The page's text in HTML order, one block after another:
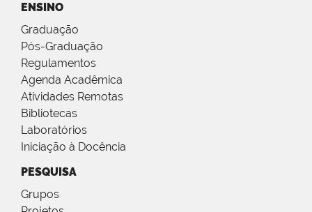
ENSINO
Graduação
Pós-Graduação
Regulamentos
Agenda Acadêmica
Atividades Remotas
Bibliotecas
Laboratórios
Iniciação à Docência
PESQUISA
Grupos